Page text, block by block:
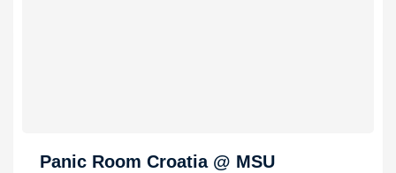
Panic Room Croatia @ MSU